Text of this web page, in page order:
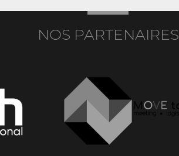
NOS PARTENAIRES